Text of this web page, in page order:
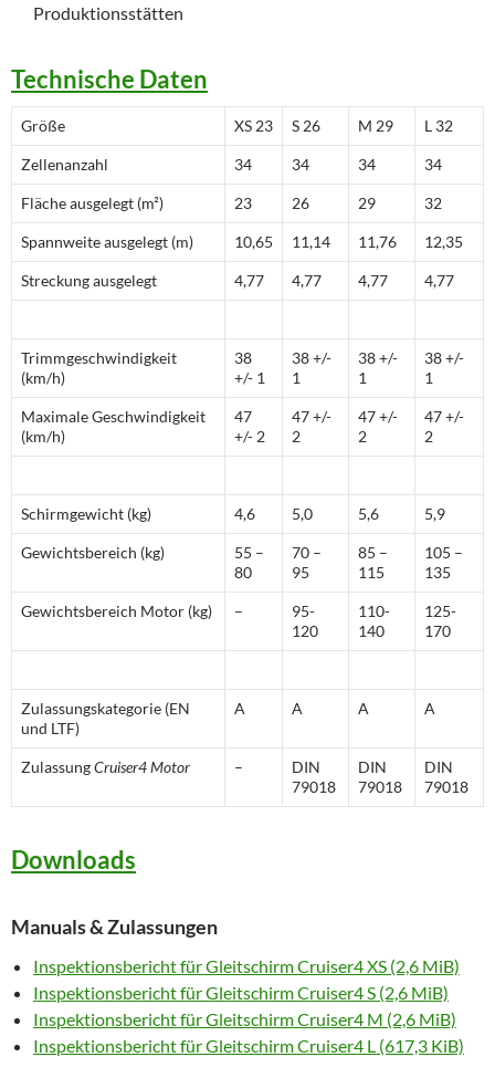
Produktionsstätten
Technische Daten
Größe XS 23 S 26 M 29 L 32
Zellenanzahl 34 34 34 34
Fläche ausgelegt (m²) 23 26 29 32
Spannweite ausgelegt (m) 10,65 11,14 11,76 12,35
Streckung ausgelegt 4,77 4,77 4,77 4,77
Trimmgeschwindigkeit
(km/h)
38
+/- 1
38 +/-
1
38 +/-
1
38 +/-
1
Maximale Geschwindigkeit
(km/h)
47
+/- 2
47 +/-
2
47 +/-
2
47 +/-
2
Schirmgewicht (kg) 4,6 5,0 5,6 5,9
Gewichtsbereich (kg)
55 –
80
70 –
95
85 –
115
105 –
135
Gewichtsbereich Motor (kg) –
95-
120
110-
140
125-
170
Zulassungskategorie (EN
und LTF)
A A A A
ZulassungCruiser4 Motor –
DIN
79018
DIN
79018
DIN
79018
Downloads
Manuals & Zulassungen
Inspektionsbericht für Gleitschirm Cruiser4 XS (2,6 MiB)
Inspektionsbericht für Gleitschirm Cruiser4 S (2,6 MiB)
Inspektionsbericht für Gleitschirm Cruiser4 M (2,6 MiB)
Inspektionsbericht für Gleitschirm Cruiser4 L (617,3 KiB)